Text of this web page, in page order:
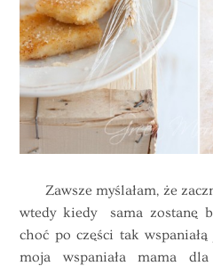
Zawsze myślałam, że
wtedy kiedy sama zostanę
choć po części tak
moja wspaniała mama